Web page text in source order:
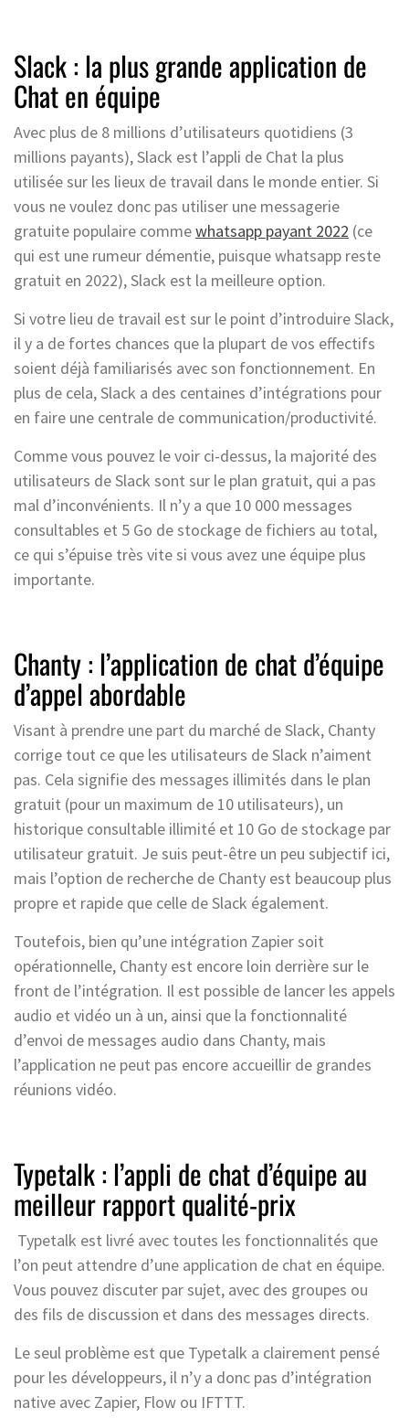
Slack : la plus grande application de
Chat en équipe
Avec plus de 8 millions d’utilisateurs quotidiens (3
millions payants), Slack est l’appli de Chat la plus
utilisée sur les lieux de travail dans le monde entier. Si
vous ne voulez donc pas utiliser une messagerie
gratuite populaire commewhatsapp payant 2022 (ce
qui est une rumeur démentie, puisque whatsapp reste
gratuit en 2022), Slack est la meilleure option.
Si votre lieu de travail est sur le point d’introduire Slack,
il y a de fortes chances que la plupart de vos effectifs
soient déjà familiarisés avec son fonctionnement. En
plus de cela, Slack a des centaines d’intégrations pour
en faire une centrale de communication/productivité.
Comme vous pouvez le voir ci-dessus, la majorité des
utilisateurs de Slack sont sur le plan gratuit, qui a pas
mal d’inconvénients. Il n’y a que 10 000 messages
consultables et 5 Go de stockage de fichiers au total,
ce qui s’épuise très vite si vous avez une équipe plus
importante.
Chanty : l’application de chat d’équipe
d’appel abordable
Visant à prendre une part du marché de Slack, Chanty
corrige tout ce que les utilisateurs de Slack n’aiment
pas. Cela signifie des messages illimités dans le plan
gratuit (pour un maximum de 10 utilisateurs), un
historique consultable illimité et 10 Go de stockage par
utilisateur gratuit. Je suis peut-être un peu subjectif ici,
mais l’option de recherche de Chanty est beaucoup plus
propre et rapide que celle de Slack également.
Toutefois, bien qu’une intégration Zapier soit
opérationnelle, Chanty est encore loin derrière sur le
front de l’intégration. Il est possible de lancer les appels
audio et vidéo un à un, ainsi que la fonctionnalité
d’envoi de messages audio dans Chanty, mais
l’application ne peut pas encore accueillir de grandes
réunions vidéo.
Typetalk : l’appli de chat d’équipe au
meilleur rapport qualité-prix
Typetalk est livré avec toutes les fonctionnalités que
l’on peut attendre d’une application de chat en équipe.
Vous pouvez discuter par sujet, avec des groupes ou
des fils de discussion et dans des messages directs.
Le seul problème est que Typetalk a clairement pensé
pour les développeurs, il n’y a donc pas d’intégration
native avec Zapier, Flow ou IFTTT.